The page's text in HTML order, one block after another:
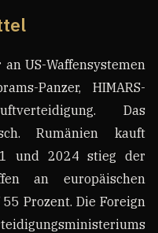
US-Waffensystemen
Panzer, HIMARS-
Das
Rumänien kauft
und 2024 stieg der
an europäischen
Prozent. Die Foreign